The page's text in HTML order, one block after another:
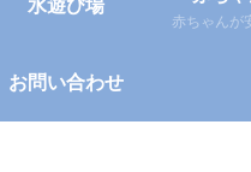
水遊び場
お問い合わせ